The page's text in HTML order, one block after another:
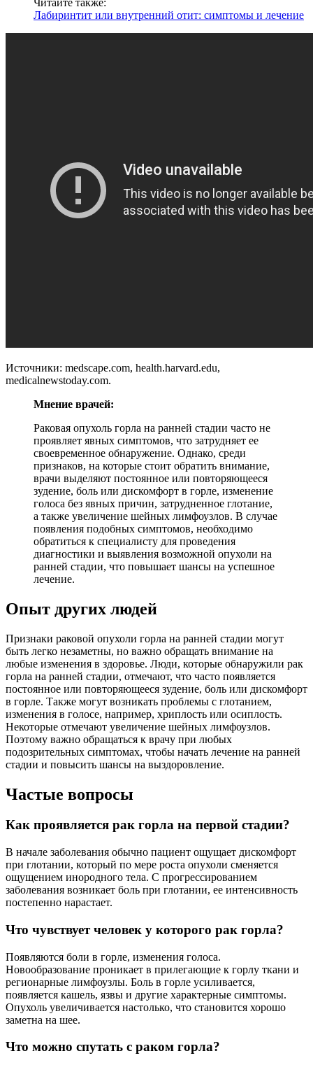
Лабиринтит или внутренний отит: симптомы и лечение
Источники: medscape.com, health.harvard.edu,
medicalnewstoday.com.
Мнение врачей:
Раковая опухоль горла на ранней стадии часто не
проявляет явных симптомов, что затрудняет ее
своевременное обнаружение. Однако, среди
признаков, на которые стоит обратить внимание,
врачи выделяют постоянное или повторяющееся
зудение, боль или дискомфорт в горле, изменение
голоса без явных причин, затрудненное глотание,
а также увеличение шейных лимфоузлов. В случае
появления подобных симптомов, необходимо
обратиться к специалисту для проведения
диагностики и выявления возможной опухоли на
ранней стадии, что повышает шансы на успешное
лечение.
Опыт других людей
Признаки раковой опухоли горла на ранней стадии могут
быть легко незаметны, но важно обращать внимание на
любые изменения в здоровье. Люди, которые обнаружили рак
горла на ранней стадии, отмечают, что часто появляется
постоянное или повторяющееся зудение, боль или дискомфорт
в горле. Также могут возникать проблемы с глотанием,
изменения в голосе, например, хриплость или осиплость.
Некоторые отмечают увеличение шейных лимфоузлов.
Поэтому важно обращаться к врачу при любых
подозрительных симптомах, чтобы начать лечение на ранней
стадии и повысить шансы на выздоровление.
Частые вопросы
Как проявляется рак горла на первой стадии?
В начале заболевания обычно пациент ощущает дискомфорт
при глотании, который по мере роста опухоли сменяется
ощущением инородного тела. С прогрессированием
заболевания возникает боль при глотании, ее интенсивность
постепенно нарастает.
Что чувствует человек у которого рак горла?
Появляются боли в горле, изменения голоса.
Новообразование проникает в прилегающие к горлу ткани и
регионарные лимфоузлы. Боль в горле усиливается,
появляется кашель, язвы и другие характерные симптомы.
Опухоль увеличивается настолько, что становится хорошо
заметна на шее.
Что можно спутать с раком горла?